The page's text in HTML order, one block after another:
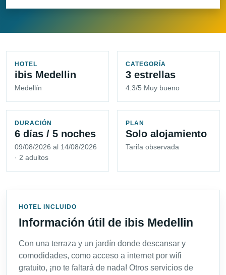
HOTEL
ibis Medellin
Medellín
CATEGORÍA
3 estrellas
4.3/5 Muy bueno
DURACIÓN
6 días / 5 noches
09/08/2026 al 14/08/2026
· 2 adultos
PLAN
Solo alojamiento
Tarifa observada
HOTEL INCLUIDO
Información útil de ibis Medellin
Con una terraza y un jardín donde descansar y
comodidades, como acceso a internet por wifi
gratuito, ¡no te faltará de nada! Otros servicios de